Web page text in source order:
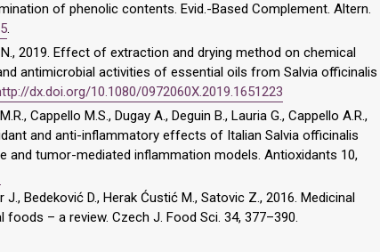
of phenolic contents. Evid.-Based Complement. Altern.
.
2019. Effect of extraction and drying method on chemical
antimicrobial activities of essential oils from Salvia officinalis
dx.doi.org/10.1080/0972060X.2019.1651223
Cappello M.S., Dugay A., Deguin B., Lauria G., Cappello A.R.,
and anti-inflammatory effects of Italian Salvia officinalis
and tumor-mediated inflammation models. Antioxidants 10,
Bedeković D., Herak Ćustić M., Satovic Z., 2016. Medicinal
– a review. Czech J. Food Sci. 34, 377–390.